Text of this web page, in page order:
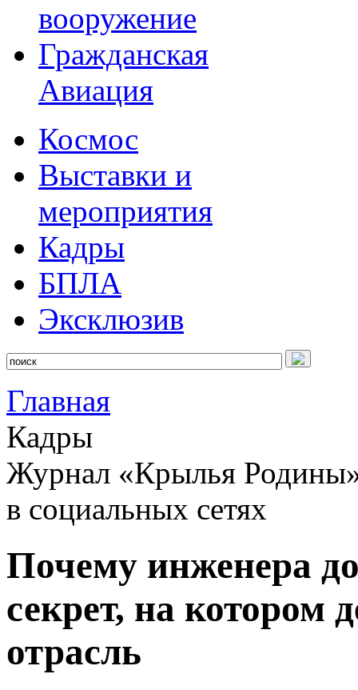
вооружение
Гражданская
Авиация
Космос
Выставки и
мероприятия
Кадры
БПЛА
Эксклюзив
Главная
Кадры
Журнал «Крылья
в социальных сетях
Почему инженера
секрет, на котором
отрасль